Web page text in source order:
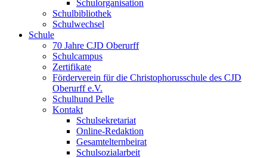
Schulorganisation
Schulbibliothek
Schulwechsel
Schule
70 Jahre CJD Oberurff
Schulcampus
Zertifikate
Förderverein für die Christophorusschule des CJD
Oberurff e.V.
Schulhund Pelle
Kontakt
Schulsekretariat
Online-Redaktion
Gesamtelternbeirat
Schulsozialarbeit